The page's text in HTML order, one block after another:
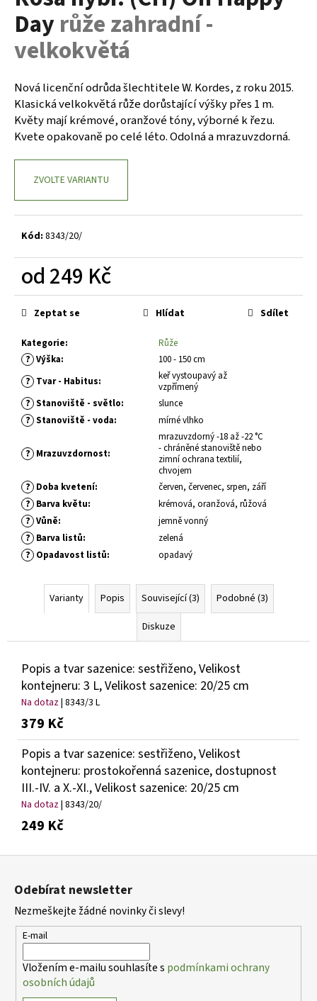
0,0
z
hvězdiček.
Dayrůže zahradní -
velkokvětá
Nová licenční odrůda šlechtitele W. Kordes, z roku 2015.
Klasická velkokvětá růže dorůstající výšky přes 1 m.
Květy mají krémové, oranžové tóny, výborné k řezu.
Kvete opakovaně po celé léto. Odolná a mrazuvzdorná.
ZVOLTE VARIANTU
Kód: 8343/20/
od249 Kč
Měrná
cena:
Kategorie: Růže
? Výška: 100 - 150 cm
? Tvar - Habitus:
keř vystoupavý až
vzpřímený
? Stanoviště - světlo: slunce
? Stanoviště - voda: mírné vlhko
? Mrazuvzdornost:
mrazuvzdorný -18 až -22 °C
- chráněné stanoviště nebo
zimní ochrana textilií,
chvojem
? Doba kvetení: červen, červenec, srpen, září
? Barva květu: krémová, oranžová, růžová
? Vůně: jemně vonný
? Barva listů: zelená
? Opadavost listů: opadavý
Zeptat se Hlídat Sdílet
Varianty Popis Související (3)
Podobné (3)
Diskuze
Popis a tvar sazenice: sestřiženo, Velikost
kontejneru: 3 L, Velikost sazenice: 20/25 cm
Na dotaz| 8343/3 L
379 Kč
Popis a tvar sazenice: sestřiženo, Velikost
kontejneru: prostokořenná sazenice, dostupnost
III.-IV. a X.-XI., Velikost sazenice: 20/25 cm
Na dotaz| 8343/20/
249 Kč
a
j
í
?
HLEDAT
o
p
o
e
m
e
JAPONICA
LITTLE
KRYPTOMERIE
JAPONSKÁ
793
Kč
Z
Odebírat newsletter
Nezmeškejte žádné novinky či slevy!
E-mail
Vložením e-mailu souhlasíte s podmínkami ochrany
osobních údajů